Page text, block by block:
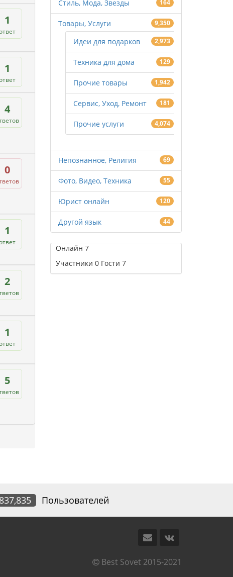
1
1
4
0
1
2
1
5
Стиль, Мода, Звезды 164
Товары, Услуги 9,350
Идеи для подарков 2,973
Техника для дома 129
Прочие товары 1,942
Сервис, Уход, Ремонт 181
Прочие услуги 4,074
Непознанное, Религия 69
Фото, Видео, Техника 55
Юрист онлайн 120
Другой язык 44
Онлайн 7
Участники 0Гости 7
837,835 Пользователей
Best Sovet 2015-2021